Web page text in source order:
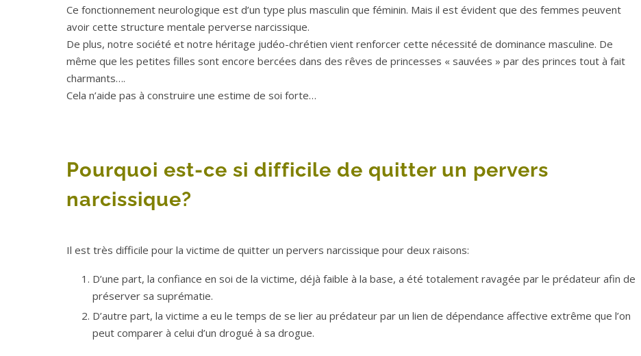
Ce fonctionnement neurologique est d’un type plus masculin que féminin. Mais il est évident que des femmes peuvent
avoir cette structure mentale perverse narcissique.
De plus, notre société et notre héritage judéo-chrétien vient renforcer cette nécessité de dominance masculine. De
même que les petites filles sont encore bercées dans des rêves de princesses « sauvées » par des princes tout à fait
charmants….
Cela n’aide pas à construire une estime de soi forte…
Pourquoi est-ce si difficile de quitter un pervers
narcissique?
Il est très difficile pour la victime de quitter un pervers narcissique pour deux raisons:
D’une part, la confiance en soi de la victime, déjà faible à la base, a été totalement ravagée par le prédateur afin de
préserver sa suprématie.
D’autre part, la victime a eu le temps de se lier au prédateur par un lien de dépendance affective extrême que l’on
peut comparer à celui d’un drogué à sa drogue.